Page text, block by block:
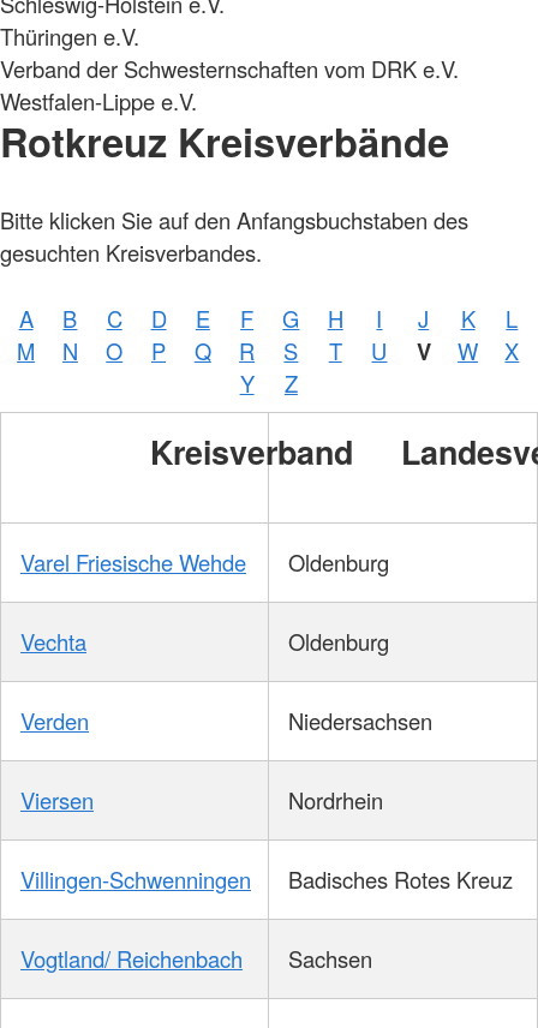
Thüringen e.V.
Verband der Schwesternschaften vom DRK e.V.
Westfalen-Lippe e.V.
Rotkreuz Kreisverbände
Bitte klicken Sie auf den Anfangsbuchstaben des
gesuchten Kreisverbandes.
A B C D E F G H I J K
L
M
N O P Q R S T U V W
X
Y
Z
Kreisverband
Varel Friesische Wehde Oldenburg
Vechta Oldenburg
Verden Niedersachsen
Viersen Nordrhein
Villingen-Schwenningen Badisches Rotes Kreuz
Vogtland/ Reichenbach Sachsen